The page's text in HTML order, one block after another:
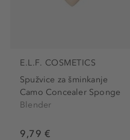
E.L.F. COSMETICS
Spužvice za šminkanje
Camo Concealer Sponge
Blender
9,79 €